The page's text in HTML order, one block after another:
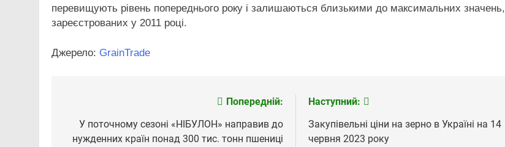
перевищують рівень попереднього року і залишаються близькими до максимальних значень,
зареєстрованих у 2011 році.
Джерело: GrainTrade
записів
Попередній:
У поточному сезоні «НІБУЛОН» направив до
нужденних країн понад 300 тис. тонн пшениці
Наступний:
Закупівельні ціни на зерно в Україні на 14
червня 2023 року